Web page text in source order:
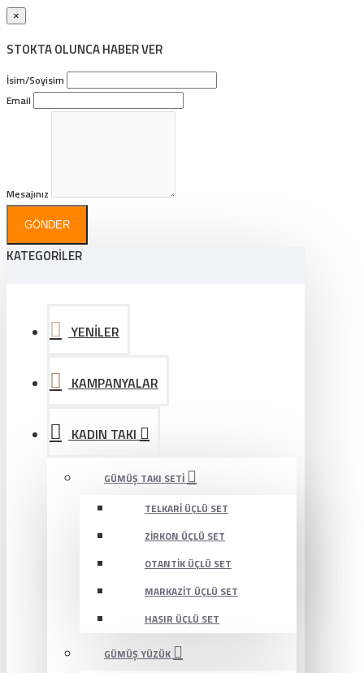
×
STOKTA OLUNCA HABER VER
İsim/Soyisim
Email
Mesajınız
GÖNDER
KATEGORİLER
YENİLER
KAMPANYALAR
KADIN TAKI
GÜMÜŞ TAKI SETI
TELKARI ÜÇLÜ SET
ZIRKON ÜÇLÜ SET
OTANTIK ÜÇLÜ SET
MARKAZIT ÜÇLÜ SET
HASIR ÜÇLÜ SET
GÜMÜŞ YÜZÜK